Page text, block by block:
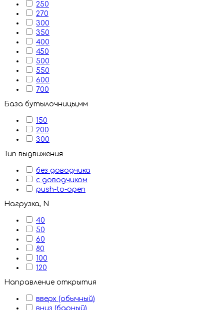
250
270
300
350
400
450
500
550
600
700
База бутылочницы,мм
150
200
300
Тип выдвижения
без доводчика
с доводчиком
push-to-open
Нагрузка, N
40
50
60
80
100
120
Направление открытия
вверх (обычный)
вниз (барный)